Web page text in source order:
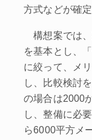
方式などが確定
構想案では、
を基本とし、
に絞って、メ
し、比較検討
の場合は2000
し、整備に必
ら6000平方メ